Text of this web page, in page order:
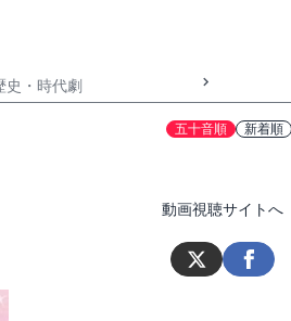
史・時代劇
五十音順 新着順
動画視聴サイトへ